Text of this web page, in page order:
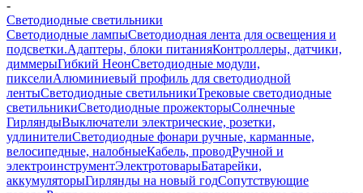
-
Светодиодные светильники
Светодиодные лампыСветодиодная лента для освещения и
подсветки.Адаптеры, блоки питанияКонтроллеры, датчики,
диммерыГибкий НеонСветодиодные модули,
пикселиАлюминиевый профиль для светодиодной
лентыСветодиодные светильникиТрековые светодиодные
светильникиСветодиодные прожекторыСолнечные
ГирляндыВыключатели электрические, розетки,
удлинителиСветодиодные фонари ручные, карманные,
велосипедные, налобныеКабель, проводРучной и
электроинструментЭлектротоварыБатарейки,
аккумуляторыГирлянды на новый годСопутствующие